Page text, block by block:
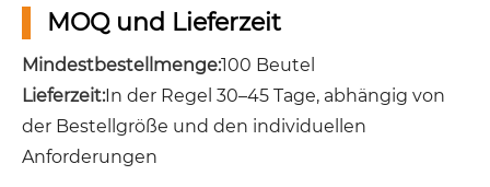
MOQ und Lieferzeit
Mindestbestellmenge:100 Beutel
Lieferzeit:In der Regel 30–45 Tage, abhängig von
der Bestellgröße und den individuellen
Anforderungen